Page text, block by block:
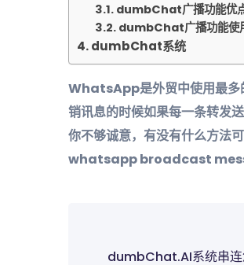
dumbChat广播功能优点
dumbChat广播功能使
dumbChat系统
WhatsApp是外贸中使用最多
销讯息的时候如果每一条转发
你不够诚意，有没有什么方法
whatsapp broadcast
dumbChat.AI系统串